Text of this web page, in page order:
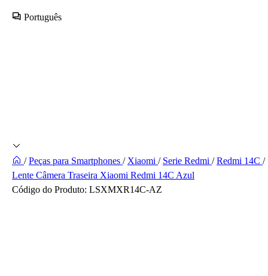
Português
/ Peças para Smartphones / Xiaomi / Serie Redmi / Redmi 14C /
Lente Câmera Traseira Xiaomi Redmi 14C Azul
Código do Produto: LSXMXR14C-AZ